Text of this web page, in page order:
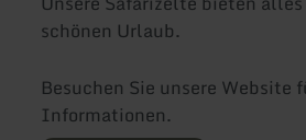
schönen Urlaub.
Besuchen Sie unsere Website
Informationen.